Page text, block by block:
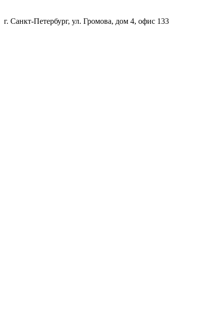
г. Санкт-Петербург, ул. Громова, дом 4, офис 133